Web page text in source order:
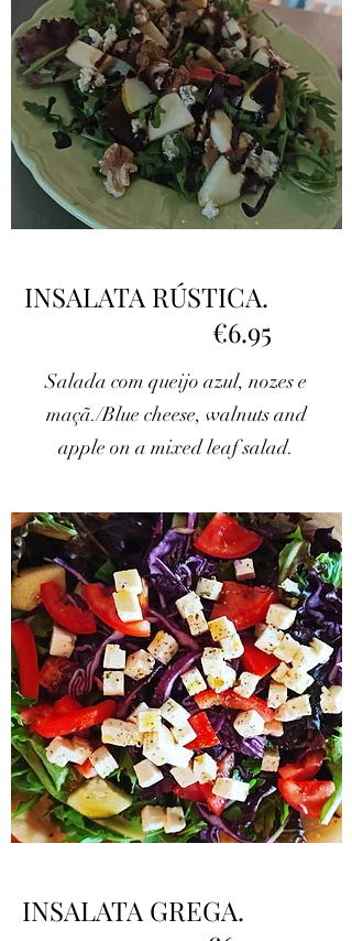
INSALATA RÚSTICA.
€6.95
Salada com queijo azul, nozes e
maçã./Blue cheese, walnuts and
apple on a mixed leaf salad.
INSALATA GREGA.